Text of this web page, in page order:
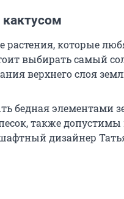
которые
выбирать самый
верхнего слоя
бедная элементами
также
дизайнер